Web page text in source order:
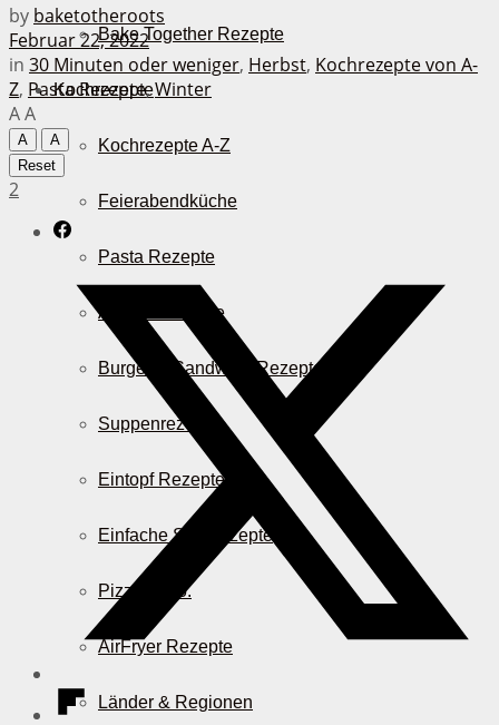
Bake Together Rezepte
Kochrezepte
Kochrezepte A-Z
Feierabendküche
Pasta Rezepte
Auflauf Rezepte
Burger & Sandwich Rezepte
Suppenrezepte
Eintopf Rezepte
Einfache Salatrezepte
Pizza & Co.
AirFryer Rezepte
Länder & Regionen
by baketotheroots
Februar 22, 2022
in 30 Minuten oder weniger, Herbst, Kochrezepte von A-
Z, Pasta Rezepte,Winter
AA
A
A
Reset
2